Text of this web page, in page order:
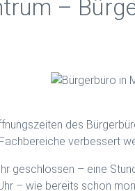
–
des
verbessert
geschlossen – eine
– wie bereits schon